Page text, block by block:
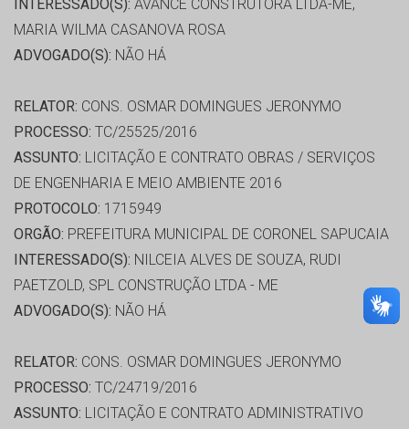
INTERESSADO(S): AVANCE CONSTRUTORA LTDA-ME,
MARIA WILMA CASANOVA ROSA
ADVOGADO(S): NÃO HÁ
RELATOR: CONS. OSMAR DOMINGUES JERONYMO
PROCESSO: TC/25525/2016
ASSUNTO: LICITAÇÃO E CONTRATO OBRAS / SERVIÇOS
DE ENGENHARIA E MEIO AMBIENTE 2016
PROTOCOLO: 1715949
ORGÃO: PREFEITURA MUNICIPAL DE CORONEL SAPUCAIA
INTERESSADO(S): NILCEIA ALVES DE SOUZA, RUDI
PAETZOLD, SPL CONSTRUÇÃO LTDA - ME
ADVOGADO(S): NÃO HÁ
RELATOR: CONS. OSMAR DOMINGUES JERONYMO
PROCESSO: TC/24719/2016
ASSUNTO: LICITAÇÃO E CONTRATO ADMINISTRATIVO